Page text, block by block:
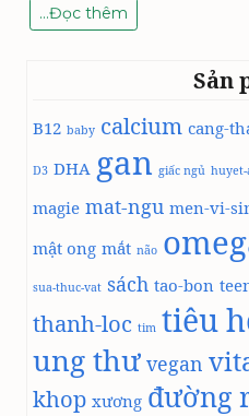
…B
ắ
u
à
q
u
e
n
ớ
ấ
Đọc thêm
Sản
B12 baby calcium cang-
D3 DHA gan giấc ngủ huyet-
magie mat-ngu men-vi-
mật ong mắt não
sua-thuc-vat sách tao-bon
thanh-loc tim tiêu
ung thư vegan
khop xương đường